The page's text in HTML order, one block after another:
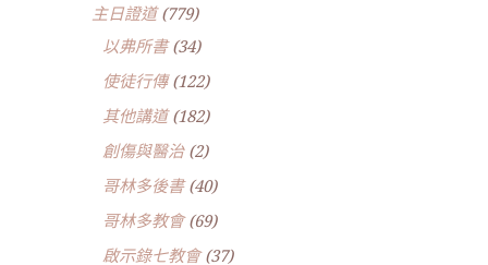
主日證道(779)
以弗所書(34)
使徒行傳(122)
其他講道(182)
創傷與醫治(2)
哥林多後書(40)
哥林多教會(69)
啟示錄七教會(37)